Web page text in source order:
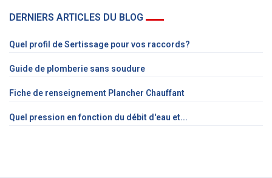
DERNIERS ARTICLES DU BLOG
Quel profil de Sertissage pour vos raccords?
Guide de plomberie sans soudure
Fiche de renseignement Plancher Chauffant
Quel pression en fonction du débit d'eau et...